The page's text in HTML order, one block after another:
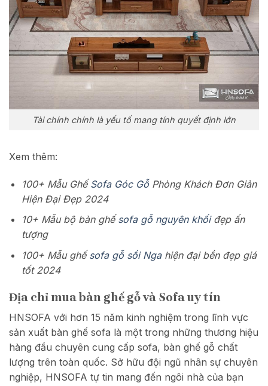
Tài chính chính là yếu tố mang tính quyết định lớn
Xem thêm:
100+ Mẫu GhếSofa Góc GỗPhòng Khách Đơn Giản
Hiện Đại Đẹp 2024
10+ Mẫu bộ bàn ghế sofa gỗ nguyên khốiđẹp ấn
tượng
100+ Mẫu ghế sofa gỗ sồi Ngahiện đại bền đẹp giá
tốt 2024
Địa chỉ mua bàn ghế gỗ và Sofa uy tín
HNSOFA với hơn 15 năm kinh nghiệm trong lĩnh vực
sản xuất bàn ghế sofa là một trong những thương hiệu
hàng đầu chuyên cung cấp sofa, bàn ghế gỗ chất
lượng trên toàn quốc. Sở hữu đội ngũ nhân sự chuyên
nghiệp, HNSOFA tự tin mang đến ngôi nhà của bạn